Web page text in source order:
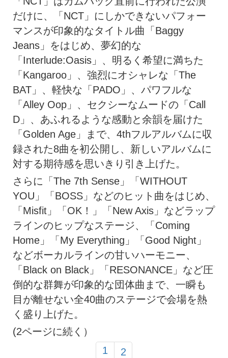
だけに、「NCT」にしかできないパフォー
マンスが印象的なタイトル曲「Baggy
Jeans」をはじめ、夢幻的な
「Interlude:Oasis」、明るく希望に満ちた
「Kangaroo」、強烈にオシャレな「The
BAT」、軽快な「PADO」、パワフルな
「Alley Oop」、セクシーなムードの「Call
D」、あふれるような感動と余韻を届けた
「Golden Age」まで、4thフルアルバムに収
録された8曲を初公開し、新しいアルバムに
対する期待感を思いきり引き上げた。
さらに「The 7th Sense」「WITHOUT
YOU」「BOSS」などのヒット曲をはじめ、
「Misfit」「OK！」「New Axis」などラップ
ラインのヒップなステージ、「Coming
Home」「My Everything」「Good Night」
などボーカルラインの甘いハーモニー、
「Black on Black」「RESONANCE」など圧
倒的な群舞が印象的な団体曲まで、一瞬も
目が離せない全40曲のステージで会場を熱
く盛り上げた。
(2ページに続く）
1
2